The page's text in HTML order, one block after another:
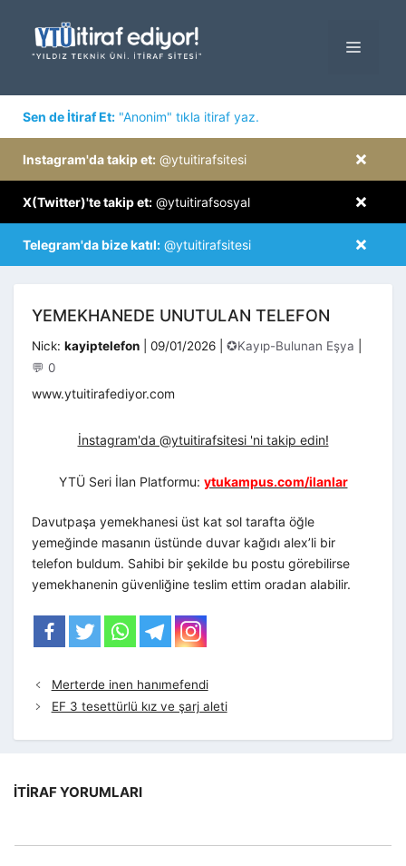
MENÜ
Sen de İtiraf Et: "Anonim" tıkla itiraf yaz.
×
Instagram'da takip et: @ytuitirafsitesi
×
X(Twitter)'te takip et: @ytuitirafsosyal
×
Telegram'da bize katıl: @ytuitirafsitesi
YEMEKHANEDE UNUTULAN TELEFON
Nick: kayiptelefon 09/01/2026 Kategoriler
✪Kayıp-Bulunan Eşya
💬 0
www.ytuitirafediyor.com
İnstagram'da @ytuitirafsitesi 'ni takip edin!
YTÜ Seri İlan Platformu: ytukampus.com/ilanlar
Davutpaşa yemekhanesi üst kat sol tarafta öğle
yemeğinde masanın üstünde duvar kağıdı alex’li bir
telefon buldum. Sahibi bir şekilde bu postu görebilirse
yemekhanenin güvenliğine teslim ettim oradan alabilir.
Merterde inen hanımefendi
EF 3 tesettürlü kız ve şarj aleti
İTIRAF YORUMLARI